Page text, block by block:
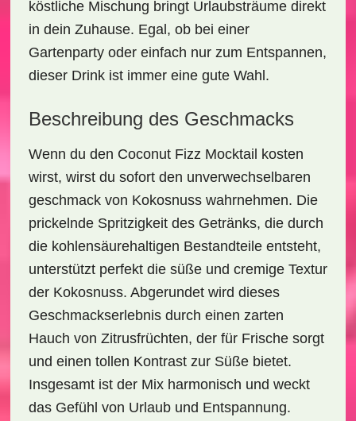
köstliche Mischung bringt Urlaubsträume direkt
in dein Zuhause. Egal, ob bei einer
Gartenparty oder einfach nur zum Entspannen,
dieser Drink ist immer eine gute Wahl.
Beschreibung des Geschmacks
Wenn du den Coconut Fizz Mocktail kosten
wirst, wirst du sofort den unverwechselbaren
geschmack von Kokosnusswahrnehmen. Die
prickelnde Spritzigkeitdes Getränks, die durch
die kohlensäurehaltigen Bestandteile entsteht,
unterstützt perfekt die süße und cremige Textur
der Kokosnuss. Abgerundet wird dieses
Geschmackserlebnis durch einen zarten
Hauch von Zitrusfrüchten, der für Frische sorgt
und einen tollen Kontrast zur Süße bietet.
Insgesamt ist der Mix harmonisch und weckt
das Gefühl von Urlaubund Entspannung.